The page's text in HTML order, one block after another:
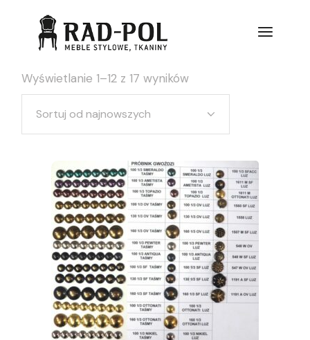
Wyświetlanie 1–12 z 17 wyników
Sortuj od najnowszych